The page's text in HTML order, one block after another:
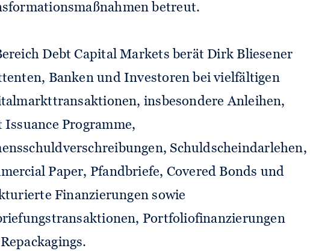
betreut.
Debt Capital Markets berät Dirk Bliesener
Banken und Investoren bei vielfältigen
insbesondere Anleihen,
Issuance Programme,
Schuldscheindarlehen,
Paper, Pfandbriefe, Covered Bonds und
Finanzierungen sowie
Portfoliofinanzierungen